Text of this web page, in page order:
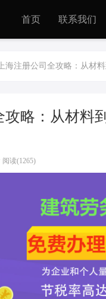
首页 联系我们
海注册公司全攻略：从材
攻略：从材
阅读(1265)